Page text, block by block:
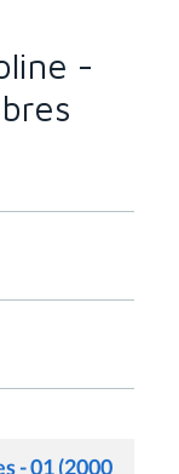
-
- 01 (2000